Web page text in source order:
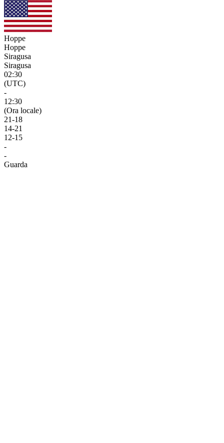
Hoppe
Hoppe
Siragusa
Siragusa
02:30
(UTC)
-
12:30
(Ora locale)
21-18
14-21
12-15
-
-
Guarda